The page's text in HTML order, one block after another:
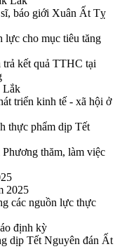
báo giới Xuân Ất Tỵ
lực cho mục tiêu tăng
trả kết quả TTHC tại
Lắk
triển kinh tế - xã hội ở
thực phẩm dịp Tết
thăm, làm việc
2025
các nguồn lực thực
định kỳ
dịp Tết Nguyên đán Ất